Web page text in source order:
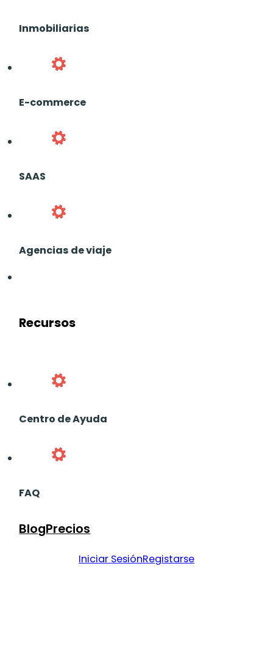
Inmobiliarias
E-commerce
SAAS
Agencias de viaje
Recursos
Centro de Ayuda
FAQ
BlogPrecios
Iniciar SesiónRegistarse